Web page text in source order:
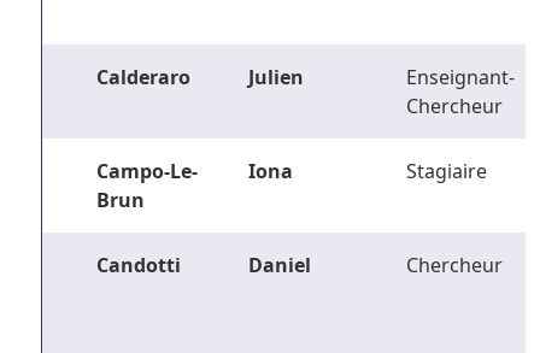
Calderaro Julien
Enseignant-
Chercheur
Campo-Le-
Brun
Iona Stagiaire
Candotti Daniel Chercheur